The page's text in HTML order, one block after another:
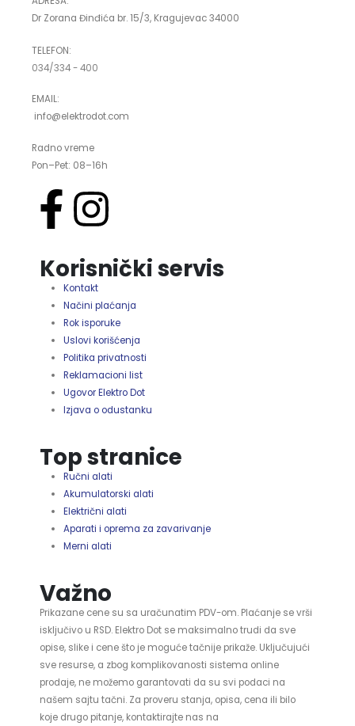
Dr Zorana Đinđića br. 15/3, Kragujevac 34000
TELEFON:
034/334 - 400
EMAIL:
info@elektrodot.com
Radno vreme
Pon–Pet: 08–16h
Korisnički servis
Kontakt
Načini plaćanja
Rok isporuke
Uslovi korišćenja
Politika privatnosti
Reklamacioni list
Ugovor Elektro Dot
Izjava o odustanku
Top stranice
Ručni alati
Akumulatorski alati
Električni alati
Aparati i oprema za zavarivanje
Merni alati
Važno
Prikazane cene su sa uračunatim PDV-om. Plaćanje se vrši
isključivo u RSD. Elektro Dot se maksimalno trudi da sve
opise, slike i cene što je moguće tačnije prikaže. Uključujući
sve resurse, a zbog komplikovanosti sistema online
prodaje, ne možemo garantovati da su svi podaci na
našem sajtu tačni. Za proveru stanja, opisa, cena ili bilo
koje drugo pitanje, kontaktirajte nas na